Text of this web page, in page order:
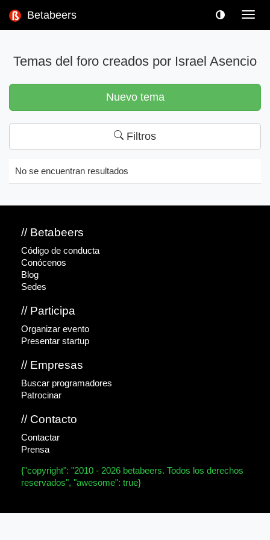
Betabeers
Temas del foro creados por Israel Asencio
Nuevo tema
Filtros
No se encuentran resultados
// Betabeers
Código de conducta
Conócenos
Blog
Sedes
// Participa
Organizar evento
Presentar startup
// Empresas
Buscar programadores
Patrocinar
// Contacto
Contactar
Prensa
{"copyright": "2010 - 2026 betabeers. Todos los derechos
reservados", "awesome": true}